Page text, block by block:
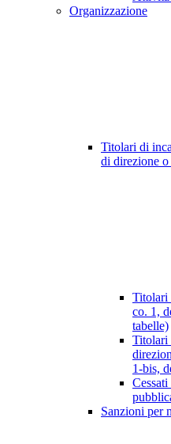
Organizzazione
Titolari di
di direzione
Titolari
co. 1,
tabelle)
Titolari
1-bis,
Sanzioni per